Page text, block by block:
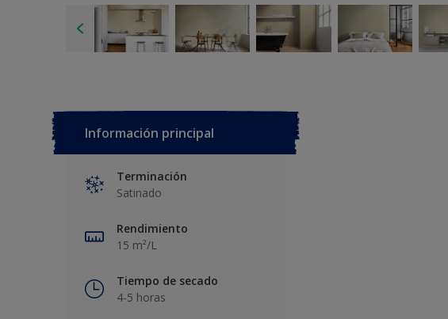
Información principal
Terminación
Satinado
Rendimiento
15 m²/L
Tiempo de secado
4-5 horas